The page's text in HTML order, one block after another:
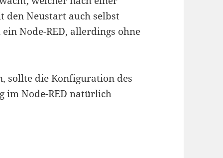
den Neustart auch selbst
Node-RED, allerdings ohne
sollte die Konfiguration des
im Node-RED natürlich